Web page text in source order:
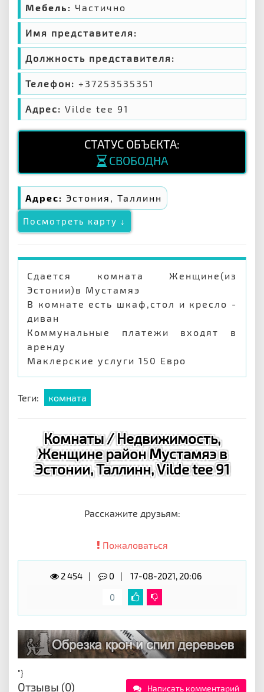
Мебель: Частично
Имя представителя:
Должность представителя:
Телефон: +37253535351
Адрес: Vilde tee 91
СТАТУС ОБЪЕКТА:
СВОБОДНА
Адрес: Эстония, Таллинн
Посмотреть карту ↓
Сдается комната Женщине(из
Эстонии)в Мустамяэ
В комнате есть шкаф,стол и кресло -
диван
Коммунальные платежи входят в
аренду
Маклерские услуги 150 Евро
Теги: комната
Комнаты / Недвижимость,
Женщине район Мустамяэ в
Эстонии, Таллинн, Vilde tee 91
Расскажите друзьям:
Пожаловаться
2 454 0
17-08-2021, 20:06
0
"}
Отзывы (0) Написать комментарий